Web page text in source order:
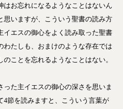
はお忘れになるようなことはないん
思いますが、こういう聖書の読み方
イエスの御心をよく読み取った聖書
わたしも、おまけのような存在では
ことを忘れるようなことはない。
った主イエスの御心の深さを思いま
4節を読みますと、こういう言葉が